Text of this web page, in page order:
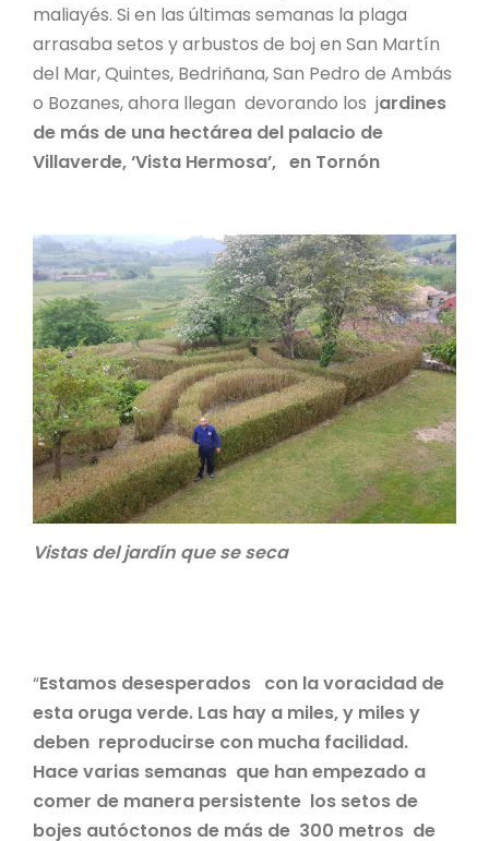
maliayés. Si en las últimas semanas la plaga
arrasaba setos y arbustos de boj en San Martín
del Mar, Quintes, Bedriñana, San Pedro de Ambás
o Bozanes, ahora llegan devorando los jardines
de más de una hectárea del palacio de
Villaverde, ‘Vista Hermosa’, en Tornón
Vistas del jardín que se seca
“Estamos desesperados con la voracidad de
esta oruga verde. Las hay a miles, y miles y
deben reproducirse con mucha facilidad.
Hace varias semanas que han empezado a
comer de manera persistente los setos de
bojes autóctonos de más de 300 metros de